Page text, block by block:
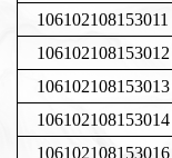
106102108153011
106102108153012
106102108153013
106102108153014
106102108153016